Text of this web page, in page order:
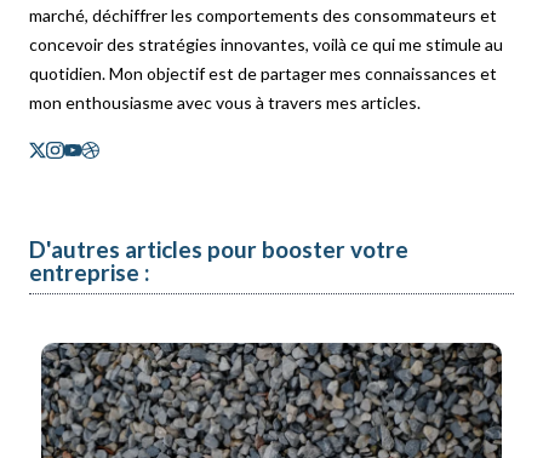
marché, déchiffrer les comportements des consommateurs et
concevoir des stratégies innovantes, voilà ce qui me stimule au
quotidien. Mon objectif est de partager mes connaissances et
mon enthousiasme avec vous à travers mes articles.
D'autres articles pour booster votre
entreprise :